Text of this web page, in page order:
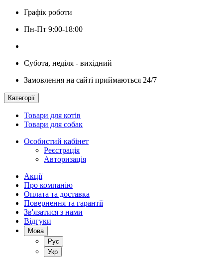
Графік роботи
Пн-Пт 9:00-18:00
Субота, неділя - вихідний
Замовлення на сайті приймаються 24/7
Категорії
Товари для котів
Товари для собак
Особистий кабінет
Реєстрація
Авторизація
Акції
Про компанію
Оплата та доставка
Повернення та гарантії
Зв'язатися з нами
Відгуки
Мова
Рус
Укр